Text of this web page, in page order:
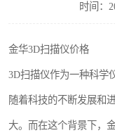
时间：
金华3D扫描仪价格
3D扫描仪作为一种科学
随着科技的不断发展和
大。而在这个背景下，
三坐标测量仪
扳手
洛氏硬度计
布洛维硬度计